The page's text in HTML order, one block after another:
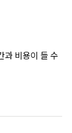
과 비용이 들 수